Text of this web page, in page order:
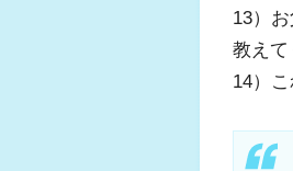
13）
教えて
14）